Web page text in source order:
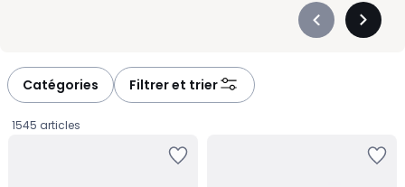
Précédent
Catégories Filtrer et trier
1545 articles